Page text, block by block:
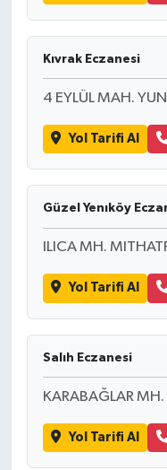
Kıvrak Eczanesi
4 EYLÜL MAH.
Yol Tarifi Al
Güzel Yenıköy
ILICA MH.
Yol Tarifi Al
Salıh Eczanesi
KARABAĞLAR
Yol Tarifi Al